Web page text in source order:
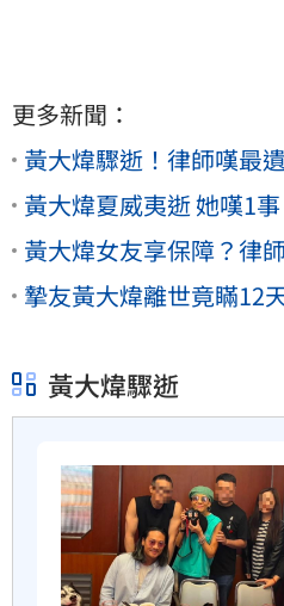
更多新聞：
黃大煒驟逝！律師嘆最
黃大煒夏威夷逝 她嘆1
黃大煒女友享保障？律
摯友黃大煒離世竟瞞12
黃大煒驟逝